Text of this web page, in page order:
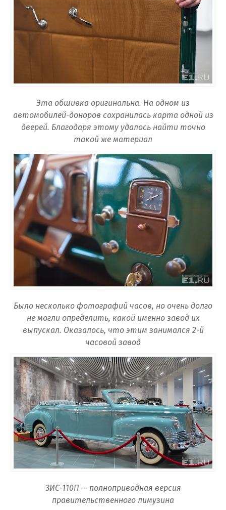
Эта обшивка оригинальна. На одном из
автомобилей-доноров сохранилась карта одной из
дверей. Благодаря этому удалось найти точно
такой же материал
Было несколько фотографий часов, но очень долго
не могли определить, какой именно завод их
выпускал. Оказалось, что этим занимался 2-й
часовой завод
ЗИС-110П — полноприводная версия
правительственного лимузина